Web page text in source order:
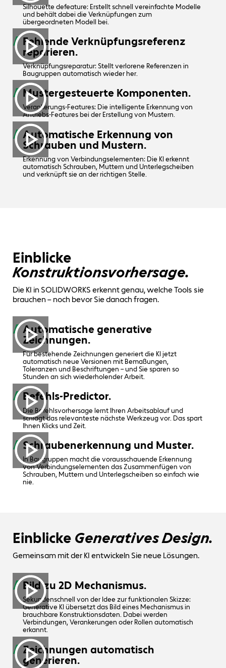
Silhouette defeature: Erstellt schnell vereinfachte Modelle
und behält dabei die Verknüpfungen zum
übergeordneten Modell bei.
Fehlende Verknüpfungsreferenz
reparieren.
Verknüpfungsreparatur: Stellt verlorene Referenzen in
Baugruppen automatisch wieder her.
Mustergesteuerte Komponenten.
Verankerungs-Features: Die intelligente Erkennung von
Antriebs-Features bei der Erstellung von Mustern.
Automatische Erkennung von
Schrauben und Mustern.
Erkennung von Verbindungselementen: Die KI erkennt
automatisch Schrauben, Muttern und Unterlegscheiben
und verknüpft sie an der richtigen Stelle.
Einblicke
Konstruktionsvorhersage.
Die KI in SOLIDWORKS erkennt genau, welche Tools sie
brauchen – noch bevor Sie danach fragen.
Automatische generative
Zeichnungen.
Für bestehende Zeichnungen generiert die KI jetzt
automatisch neue Versionen mit Bemaßungen,
Toleranzen und Beschriftungen – und Sie sparen so
Stunden an sich wiederholender Arbeit.
Befehls-Predictor.
Die Befehlsvorhersage lernt Ihren Arbeitsablauf und
schlägt das relevanteste nächste Werkzeug vor. Das spart
Ihnen Klicks und Zeit.
Schraubenerkennung und Muster.
In Baugruppen macht die vorausschauende Erkennung
von Verbindungselementen das Zusammenfügen von
Schrauben, Muttern und Unterlegscheiben so einfach wie
nie.
Einblicke Generatives Design.
Gemeinsam mit der KI entwickeln Sie neue Lösungen.
Bild zu 2D Mechanismus.
Sekundenschnell von der Idee zur funktionalen Skizze:
Generative KI übersetzt das Bild eines Mechanismus in
brauchbare Konstruktionsdaten. Dabei werden
Verbindungen, Verankerungen oder Rollen automatisch
erkannt.
Zeichnungen automatisch
generieren.